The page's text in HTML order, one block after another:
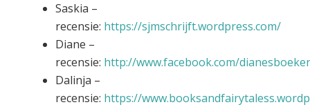
Saskia –
recensie: https://sjmschrijft.wordpress.com/
Diane –
recensie: http://www.facebook.com/
Dalinja –
recensie: https://